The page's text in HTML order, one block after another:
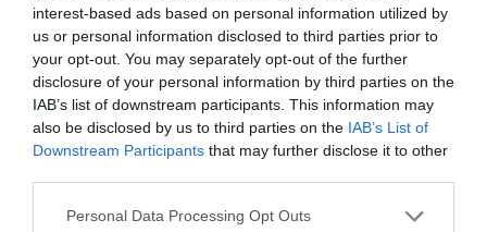
interest-based ads based on personal information utilized by
us or personal information disclosed to third parties prior to
your opt-out. You may separately opt-out of the further
disclosure of your personal information by third parties on the
IAB’s list of downstream participants. This information may
also be disclosed by us to third parties on the IAB’s List of
Downstream Participants that may further disclose it to other
Please note that this website/app uses one or more Google
Personal Data Processing Opt Outs
08.08.2026 | 14:02
«Φώτισε» το Κίεβο μετά από χτύπημα με